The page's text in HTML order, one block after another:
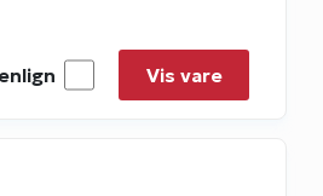
Vis vare